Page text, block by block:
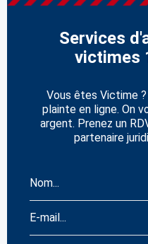
Services
victimes
Vous êtes Victime
plainte en ligne. On
argent. Prenez un
partenaire